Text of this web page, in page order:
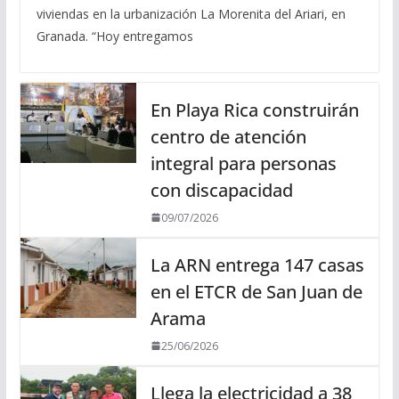
viviendas en la urbanización La Morenita del Ariari, en
Granada. “Hoy entregamos
En Playa Rica construirán
centro de atención
integral para personas
con discapacidad
09/07/2026
La ARN entrega 147 casas
en el ETCR de San Juan de
Arama
25/06/2026
Llega la electricidad a 38